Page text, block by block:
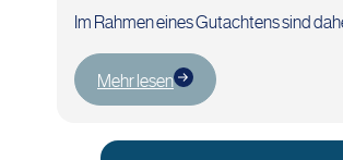
Im Rahmen eines Gutachtens sind
Mehr lesen